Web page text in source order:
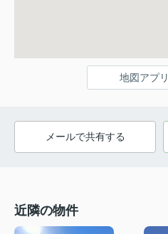
地図アプ
メールで共有する
近隣の物件